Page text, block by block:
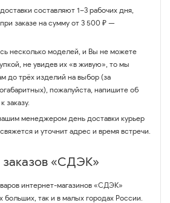
составляют 1–3 рабочих дня,
заказе на сумму от 3 500 ₽ —
несколько моделей, и Вы не можете
не увидев их «в живую», то мы
до трёх изделий на выбор (за
пожалуйста, напишите об
заказу.
менеджером день доставки курьер
и уточнит адрес и время встречи.
заказов «СДЭК»
интернет-магазинов «СДЭК»
больших, так и в малых городах России.